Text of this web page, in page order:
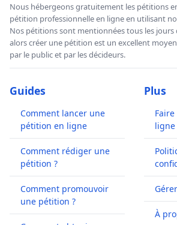
Nous hébergeons gratuitement les pétitions
pétition professionnelle en ligne en utilisant
Nos pétitions sont mentionnées tous les jours
alors créer une pétition est un excellent
par le public et par les décideurs.
Guides
Comment lancer une
pétition en ligne
Comment rédiger une
pétition ?
Comment promouvoir
une pétition ?
Plus
ligne
À